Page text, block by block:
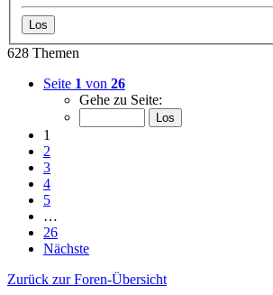
628 Themen
Seite 1 von 26
Gehe zu Seite:
1
2
3
4
5
…
26
Nächste
Zurück zur Foren-Übersicht